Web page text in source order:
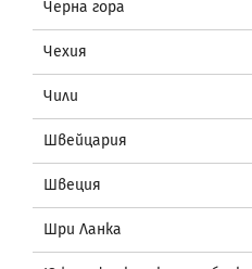
Черна гора
Чехия
Чили
Швейцария
Швеция
Шри Ланка